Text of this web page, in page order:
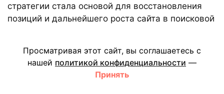
стратегии стала основой для восстановления
позиций и дальнейшего роста сайта в поисковой
Оптимизация контента для медицинского
сайта
Для улучшения видимости медицинского сайта
и повышения его позиций в поисковой выдаче
Просматривая этот сайт, вы соглашаетесь с
нашей политикой конфиденциальности —
Принять